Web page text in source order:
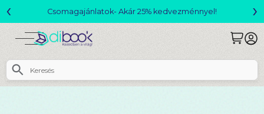
Csomagajánlatok- Akár 25% kedvezménnyel!
‹ ›